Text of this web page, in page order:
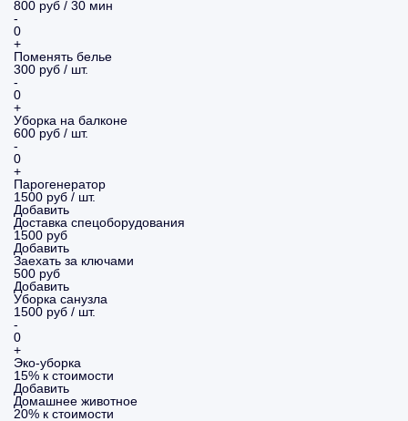
800 руб / 30 мин
-
0
+
Поменять белье
300 руб / шт.
-
0
+
Уборка на балконе
600 руб / шт.
-
0
+
Парогенератор
1500 руб / шт.
Добавить
Доставка спецоборудования
1500 руб
Добавить
Заехать за ключами
500 руб
Добавить
Уборка санузла
1500 руб / шт.
-
0
+
Эко-уборка
15% к стоимости
Добавить
Домашнее животное
20% к стоимости